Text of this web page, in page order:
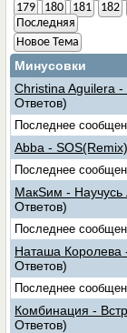
179
180 181 182
Последняя
Новое Тема
Минусовки
Christina Aguilera
Ответов)
Последнее
Abba -
Последнее
МакSим - Научусь
Ответов)
Последнее
Наташа Королева
Ответов)
Последнее
Комбинация -
Ответов)